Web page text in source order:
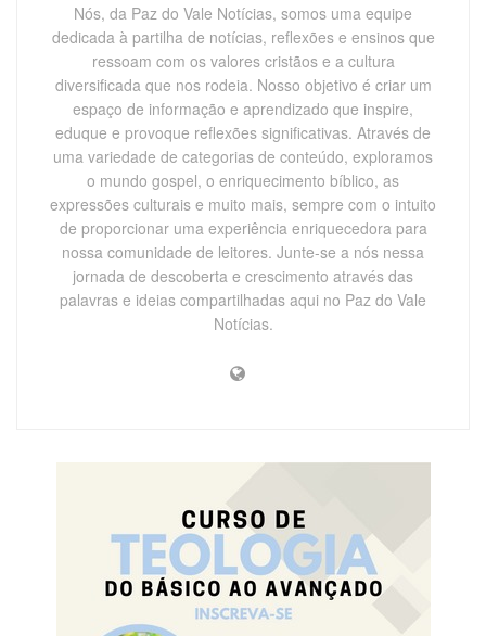
Nós, da Paz do Vale Notícias, somos uma equipe
dedicada à partilha de notícias, reflexões e ensinos que
ressoam com os valores cristãos e a cultura
diversificada que nos rodeia. Nosso objetivo é criar um
espaço de informação e aprendizado que inspire,
eduque e provoque reflexões significativas. Através de
uma variedade de categorias de conteúdo, exploramos
o mundo gospel, o enriquecimento bíblico, as
expressões culturais e muito mais, sempre com o intuito
de proporcionar uma experiência enriquecedora para
nossa comunidade de leitores. Junte-se a nós nessa
jornada de descoberta e crescimento através das
palavras e ideias compartilhadas aqui no Paz do Vale
Notícias.